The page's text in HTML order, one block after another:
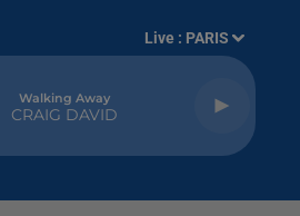
Live : PARIS
Walking Away
CRAIG DAVID